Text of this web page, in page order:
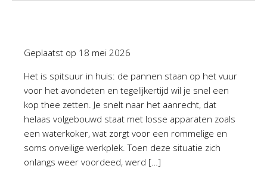
Geplaatst op 18 mei 2026
Het is spitsuur in huis: de pannen staan op het vuur
voor het avondeten en tegelijkertijd wil je snel een
kop thee zetten. Je snelt naar het aanrecht, dat
helaas volgebouwd staat met losse apparaten zoals
een waterkoker, wat zorgt voor een rommelige en
soms onveilige werkplek. Toen deze situatie zich
onlangs weer voordeed, werd […]